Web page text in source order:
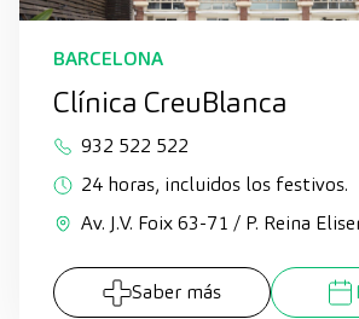
BARCELONA
Clínica CreuBlanca
932 522 522
24 horas, incluidos los festivos.
Av. J.V. Foix 63-71 / P. Reina
Saber más